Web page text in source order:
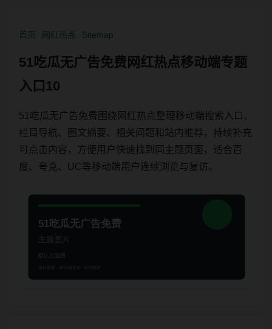
首页 网红热点 Sitemap
51吃瓜无广告免费网红热点移动端专题
入口10
51吃瓜无广告免费围绕网红热点整理移动端搜索入口、
栏目导航、图文摘要、相关问题和站内推荐，持续补充
可点击内容，方便用户快速找到同主题页面，适合百
度、夸克、UC等移动端用户连续浏览与复访。